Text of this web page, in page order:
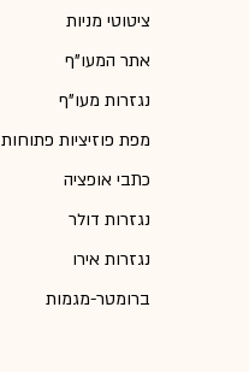
ציטוטי מניות
אתר המעו"ף
נגזרות מעו"ף
מפת פוזיציות פתוחות
כתבי אופציה
נגזרות דולר
נגזרות אירו
ברומטר-מגמות